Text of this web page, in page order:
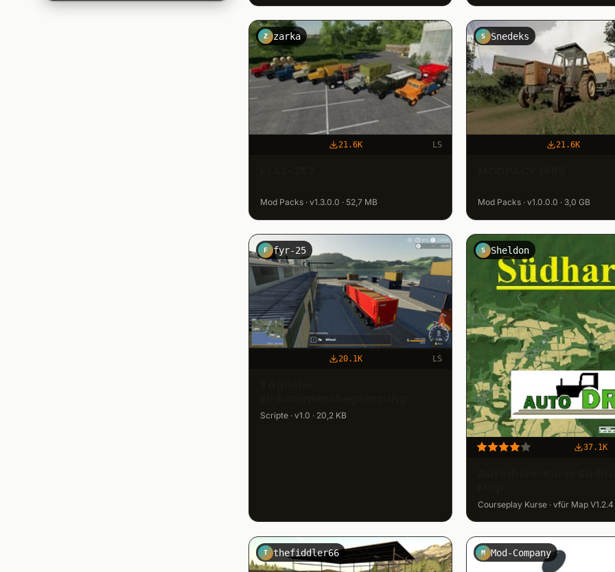
Z zarka
21.6K LS
Mod Packs · v1.3.0.0 · 52,7 MB
S Snedeks
21.6K
Mod Packs · v1.0.0.0 · 3,0 GB
F fyr-25
20.1K LS
Scripte · v1.0 · 20,2 KB
S Sheldon
37.1K
Courseplay Kurse · vfür Map V1.2.4
T thefiddler66 M Mod-Company